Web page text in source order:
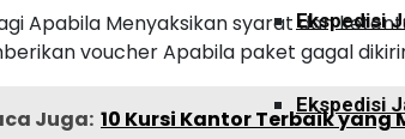
Ekspedisi
Ekspedisi
Apabila Menyaksikan syarat dan
voucher Apabila paket gagal
Juga: 10 Kursi Kantor Terbaik yang